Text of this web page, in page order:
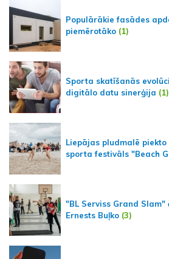
Populārākie fasādes
piemērotāko (1)
Sporta skatīšanās
digitālo datu sinerģija (1)
Liepājas pludmalē
sporta festivāls "Beach
"BL Serviss Grand
Ernests Buļko (3)